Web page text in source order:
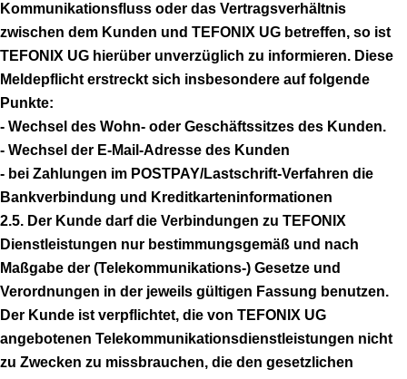
Kommunikationsfluss oder das Vertragsverhältnis
zwischen dem Kunden und TEFONIX UG betreffen, so ist
TEFONIX UG hierüber unverzüglich zu informieren. Diese
Meldepflicht erstreckt sich insbesondere auf folgende
Punkte:
- Wechsel des Wohn- oder Geschäftssitzes des Kunden.
- Wechsel der E-Mail-Adresse des Kunden
- bei Zahlungen im POSTPAY/Lastschrift-Verfahren die
Bankverbindung und Kreditkarteninformationen
2.5. Der Kunde darf die Verbindungen zu TEFONIX
Dienstleistungen nur bestimmungsgemäß und nach
Maßgabe der (Telekommunikations-) Gesetze und
Verordnungen in der jeweils gültigen Fassung benutzen.
Der Kunde ist verpflichtet, die von TEFONIX UG
angebotenen Telekommunikationsdienstleistungen nicht
zu Zwecken zu missbrauchen, die den gesetzlichen